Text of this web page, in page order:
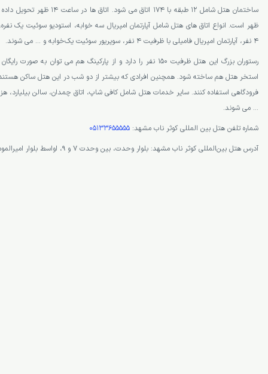
ظهر است. انواع اتاق های هتل شامل آپارتمان امپریال سه خوابه، استودیو سوئیت یک
4 نفر، آپارتمان امپریال فامیلی با ظرفیت 4 نفر، سوپریور سوئیت یک‌خوابه و … می شوند.
رستوران بزرگ این هتل ظرفیت 150 نفر را دارد و از پارکینگ هم می توان
استخر هتل هم ساخته شود. همچنین افرادی که بیشتر از دو شب در این هتل ساکن
… می شوند.
شماره تلفن هتل بین المللی کوثر ناب مشهد: 05133655555
آدرس هتل بین‌المللی کوثر ناب مشهد: بلوار وحدت، بین وحدت ۷ و ۹، اواسط بلوار امیرالمومنین